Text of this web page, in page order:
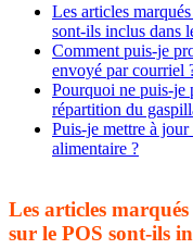
Les articles
sont-ils inclus dans
Comment puis-je
envoyé par courriel
Pourquoi ne puis-je
répartition du
Puis-je mettre à
alimentaire ?
Les articles
sur le POS sont-ils